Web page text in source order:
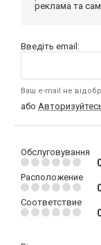
реклама та
Введіть email:
Ваш e-mail не
або
Обслуговування
Расположение
Соответствие